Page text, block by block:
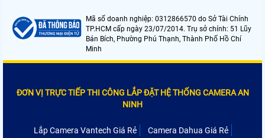
Mã số doanh nghiệp: 0312866570 do Sở Tài Chính
TP.HCM cấp ngày 23/07/2014. Trụ sở chính: 51 Lũy
Bán Bích, Phường Phú Thạnh, Thành Phố Hồ Chí
Minh
ĐƠN VỊ TRỰC TIẾP THI CÔNG LẮP ĐẶT HỆ THỐNG CAMERA AN
NINH
Lắp Camera Vantech Giá Rẻ
Camera Dahua Giá Rẻ